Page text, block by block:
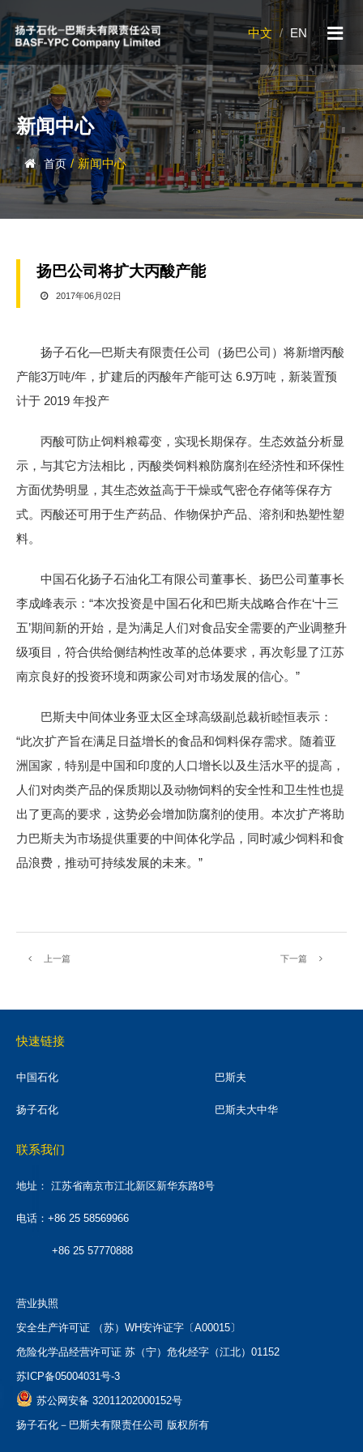
中文 / EN
新闻中心
首页 / 新闻中心
扬巴公司将扩大丙酸产能
2017年06月02日
扬子石化—巴斯夫有限责任公司（扬巴公司）将新增丙酸
产能3万吨/年，扩建后的丙酸年产能可达 6.9万吨，新装置预
计于 2019 年投产
丙酸可防止饲料粮霉变，实现长期保存。生态效益分析显
示，与其它方法相比，丙酸类饲料粮防腐剂在经济性和环保性
方面优势明显，其生态效益高于干燥或气密仓存储等保存方
式。丙酸还可用于生产药品、作物保护产品、溶剂和热塑性塑
料。
中国石化扬子石油化工有限公司董事长、扬巴公司董事长
李成峰表示：“本次投资是中国石化和巴斯夫战略合作在‘十三
五’期间新的开始，是为满足人们对食品安全需要的产业调整升
级项目，符合供给侧结构性改革的总体要求，再次彰显了江苏
南京良好的投资环境和两家公司对市场发展的信心。”
巴斯夫中间体业务亚太区全球高级副总裁祈睦恒表示：
“此次扩产旨在满足日益增长的食品和饲料保存需求。随着亚
洲国家，特别是中国和印度的人口增长以及生活水平的提高，
人们对肉类产品的保质期以及动物饲料的安全性和卫生性也提
出了更高的要求，这势必会增加防腐剂的使用。本次扩产将助
力巴斯夫为市场提供重要的中间体化学品，同时减少饲料和食
品浪费，推动可持续发展的未来。”
上一篇 下一篇
快速链接
中国石化 巴斯夫
扬子石化 巴斯夫大中华
联系我们
地址： 江苏省南京市江北新区新华东路8号
电话：+86 25 58569966
+86 25 57770888
营业执照
安全生产许可证 （苏）WH安许证字〔A00015〕
危险化学品经营许可证 苏（宁）危化经字（江北）01152
苏ICP备05004031号-3
苏公网安备 32011202000152号
扬子石化－巴斯夫有限责任公司 版权所有